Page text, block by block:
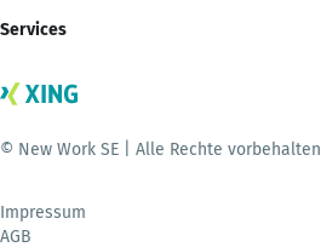
Services
© New Work SE | Alle Rechte vorbehalten
Impressum
AGB